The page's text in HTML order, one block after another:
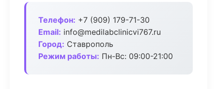
Телефон: +7 (909) 179-71-30
Email: info@medilabclinicvi767.ru
Город: Ставрополь
Режим работы: Пн-Вс: 09:00-21:00